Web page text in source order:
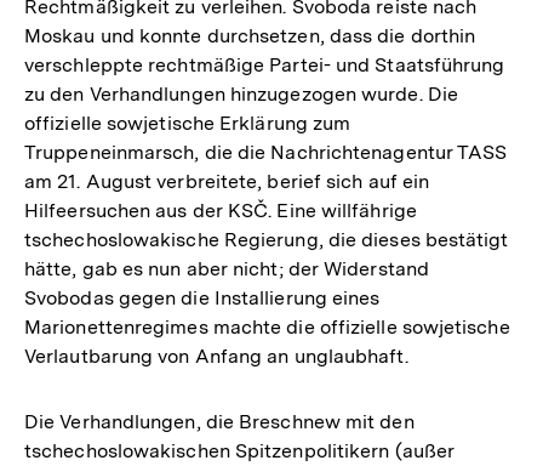
Rechtmäßigkeit zu verleihen. Svoboda reiste nach
Moskau und konnte durchsetzen, dass die dorthin
verschleppte rechtmäßige Partei- und Staatsführung
zu den Verhandlungen hinzugezogen wurde. Die
offizielle sowjetische Erklärung zum
Truppeneinmarsch, die die Nachrichtenagentur TASS
am 21. August verbreitete, berief sich auf ein
Hilfeersuchen aus der KSČ. Eine willfährige
tschechoslowakische Regierung, die dieses bestätigt
hätte, gab es nun aber nicht; der Widerstand
Svobodas gegen die Installierung eines
Marionettenregimes machte die offizielle sowjetische
Verlautbarung von Anfang an unglaubhaft.
Die Verhandlungen, die Breschnew mit den
tschechoslowakischen Spitzenpolitikern (außer